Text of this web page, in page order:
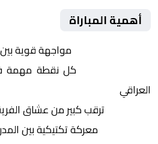
أهمية المباراة
مواجهة قوية
كل نقطة مهمة
العراقي
ترقب كبير من عشاق
معركة تكتيكية بين